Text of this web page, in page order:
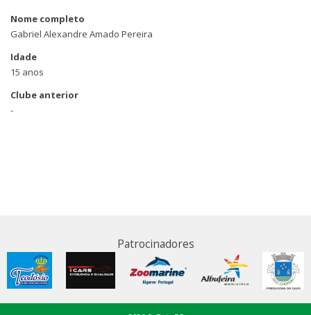
Nome completo
Gabriel Alexandre Amado Pereira
Idade
15 anos
Clube anterior
-
Patrocinadores